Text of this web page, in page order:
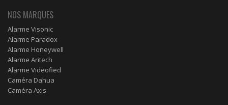
NOS MARQUES
Alarme Visonic
Alarme Paradox
Alarme Honeywell
Alarme Aritech
Alarme Videofied
Caméra Dahua
Caméra Axis